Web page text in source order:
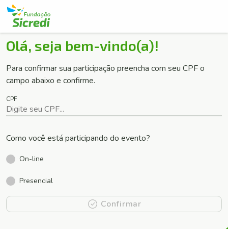
Olá, seja bem-vindo(a)!
Para confirmar sua participação preencha com seu CPF o
campo abaixo e confirme.
CPF
Como você está participando do evento?
On-line
Presencial
Confirmar